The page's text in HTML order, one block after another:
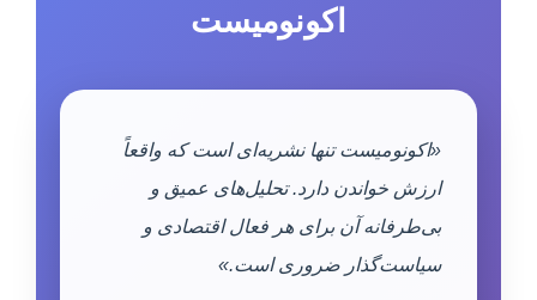
اکونومیست
«اکونومیست تنها نشریه‌ای است که واقعاً
ارزش خواندن دارد. تحلیل‌های عمیق و
بی‌طرفانه آن برای هر فعال اقتصادی و
سیاست‌گذار ضروری است.»